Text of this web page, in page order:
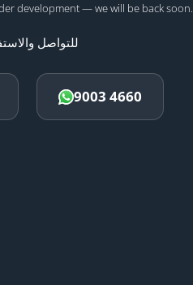
development — we will be back soon.
للتواصل
9003 4660